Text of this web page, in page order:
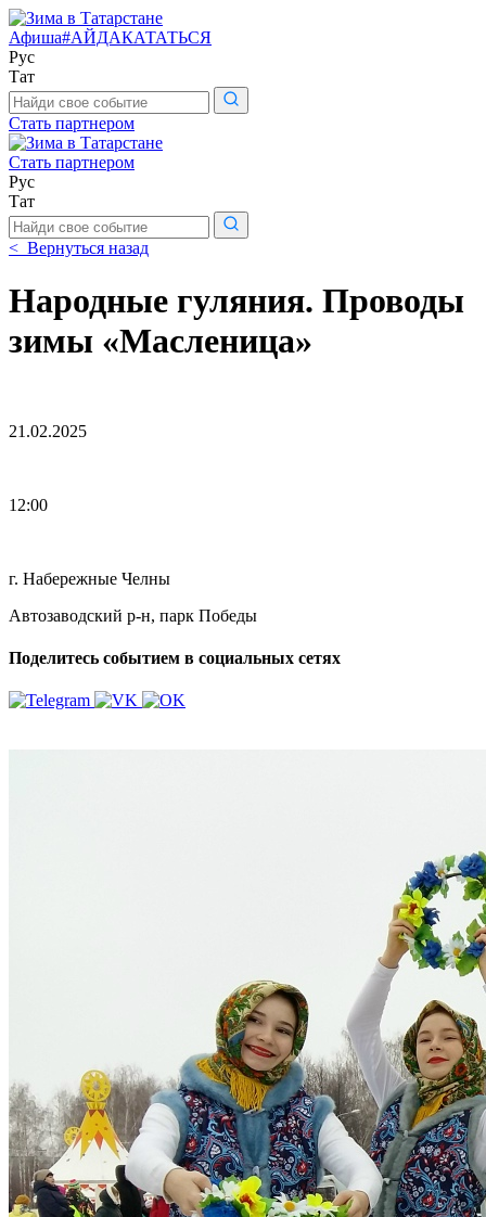
Афиша#АЙДАКАТАТЬСЯ
Рус
Тат
Поиск
по
сайту
Стать партнером
Стать партнером
Рус
Тат
Поиск
по
сайту
< Вернуться назад
Народные гуляния. Проводы
зимы «Масленица»
21.02.2025
12:00
г. Набережные Челны
Автозаводский р-н, парк Победы
Поделитесь событием в социальных сетях